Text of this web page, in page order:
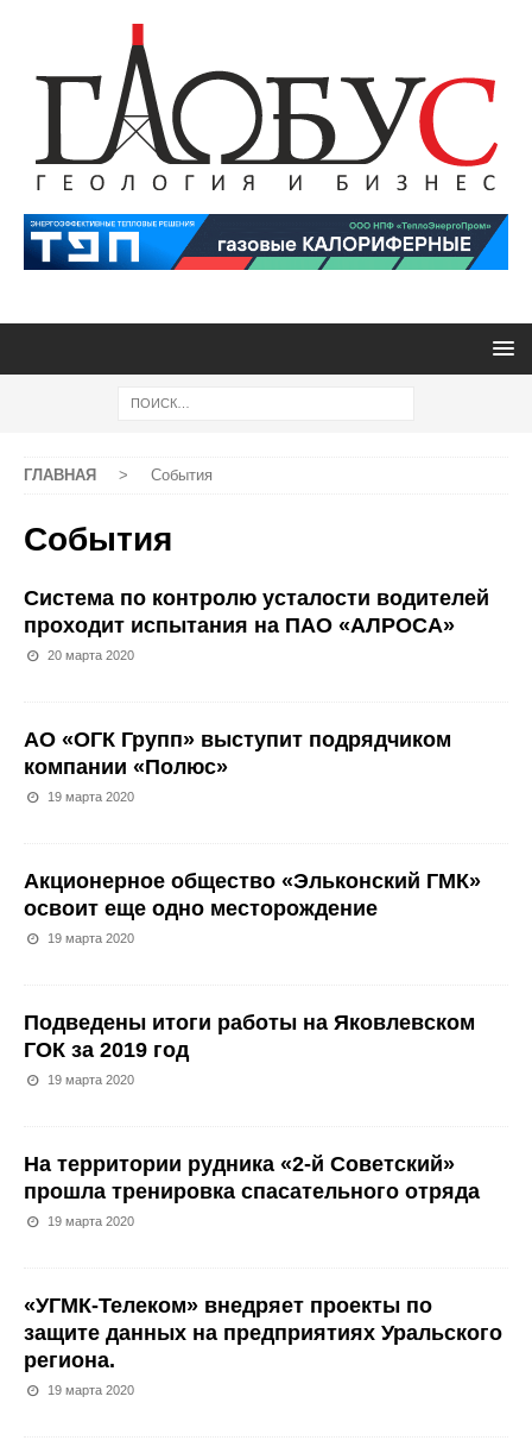
ГЛАВНАЯ > События
События
Система по контролю усталости водителей
проходит испытания на ПАО «АЛРОСА»
20 марта 2020
АО «ОГК Групп» выступит подрядчиком
компании «Полюс»
19 марта 2020
Акционерное общество «Эльконский ГМК»
освоит еще одно месторождение
19 марта 2020
Подведены итоги работы на Яковлевском
ГОК за 2019 год
19 марта 2020
На территории рудника «2-й Советский»
прошла тренировка спасательного отряда
19 марта 2020
«УГМК-Телеком» внедряет проекты по
защите данных на предприятиях Уральского
региона.
19 марта 2020